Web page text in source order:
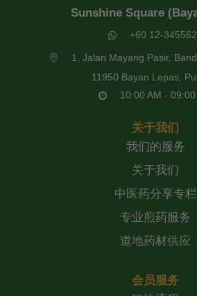
Sunshine Square
+60 12-
1, Jalan Mayang Pasir,
11950 Bayan Lepas,
10:00 AM - 09:00
关于我们
我们的服务
关于我们
中医药分享专栏
专业煎药服务
道地药材供应
会员服务